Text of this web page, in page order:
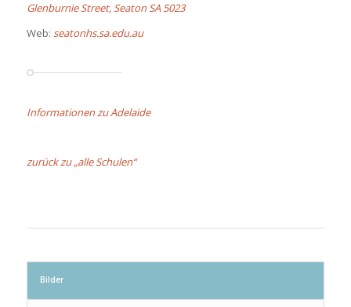
Glenburnie Street, Seaton SA 5023
Web: seatonhs.sa.edu.au
Informationen zu Adelaide
zurück zu „alle Schulen“
Bilder